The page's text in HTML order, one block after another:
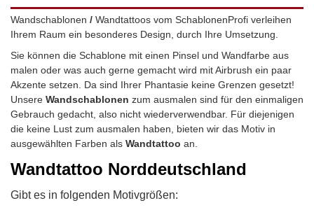
Wandschablonen / Wandtattoos vom SchablonenProfi verleihen
Ihrem Raum ein besonderes Design, durch Ihre Umsetzung.
Sie können die Schablone mit einen Pinsel und Wandfarbe aus
malen oder was auch gerne gemacht wird mit Airbrush ein paar
Akzente setzen. Da sind Ihrer Phantasie keine Grenzen gesetzt!
Unsere Wandschablonen zum ausmalen sind für den einmaligen
Gebrauch gedacht, also nicht wiederverwendbar. Für diejenigen
die keine Lust zum ausmalen haben, bieten wir das Motiv in
ausgewählten Farben als Wandtattoo an.
Wandtattoo Norddeutschland
Gibt es in folgenden Motivgrößen: